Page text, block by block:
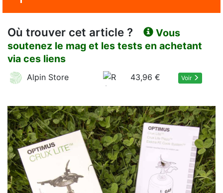
Où trouver cet article ?
Vous
soutenez le mag et les tests en achetant
via ces liens
Alpin Store 43,96 € Voir